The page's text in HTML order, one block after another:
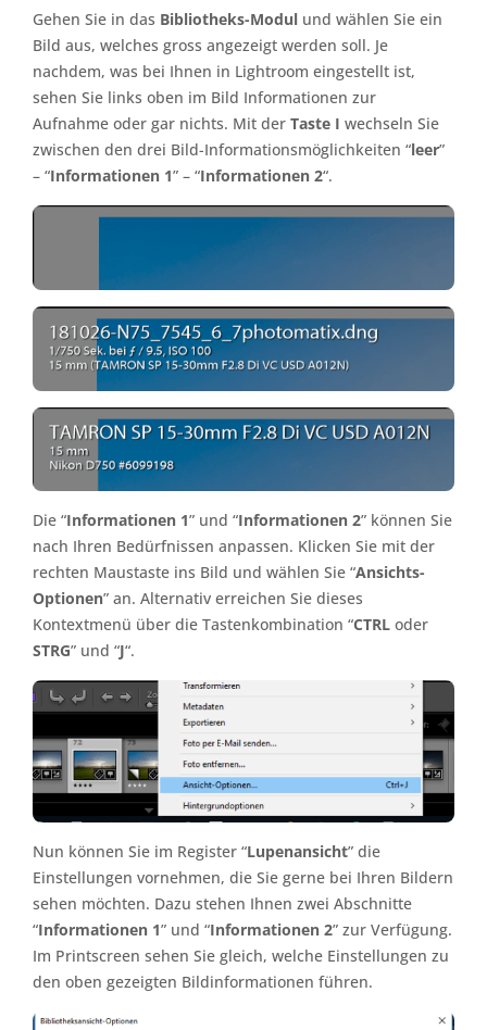
Gehen Sie in das Bibliotheks-Modul und wählen Sie ein
Bild aus, welches gross angezeigt werden soll. Je
nachdem, was bei Ihnen in Lightroom eingestellt ist,
sehen Sie links oben im Bild Informationen zur
Aufnahme oder gar nichts. Mit der Taste I wechseln Sie
zwischen den drei Bild-Informationsmöglichkeiten “leer”
– “Informationen 1” – “Informationen 2“.
Die “Informationen 1” und “Informationen 2” können Sie
nach Ihren Bedürfnissen anpassen. Klicken Sie mit der
rechten Maustaste ins Bild und wählen Sie “Ansichts-
Optionen” an. Alternativ erreichen Sie dieses
Kontextmenü über die Tastenkombination “CTRL oder
STRG” und “J“.
Nun können Sie im Register “Lupenansicht” die
Einstellungen vornehmen, die Sie gerne bei Ihren Bildern
sehen möchten. Dazu stehen Ihnen zwei Abschnitte
“Informationen 1” und “Informationen 2” zur Verfügung.
Im Printscreen sehen Sie gleich, welche Einstellungen zu
den oben gezeigten Bildinformationen führen.